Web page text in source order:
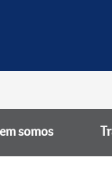
somos